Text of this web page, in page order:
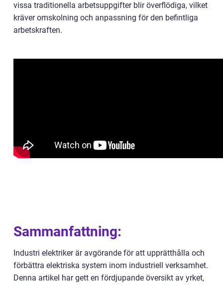
vissa traditionella arbetsuppgifter blir överflödiga, vilket
kräver omskolning och anpassning för den befintliga
arbetskraften.
Sammanfattning:
Industri elektriker är avgörande för att upprätthålla och
förbättra elektriska system inom industriell verksamhet.
Denna artikel har gett en fördjupande översikt av yrket,